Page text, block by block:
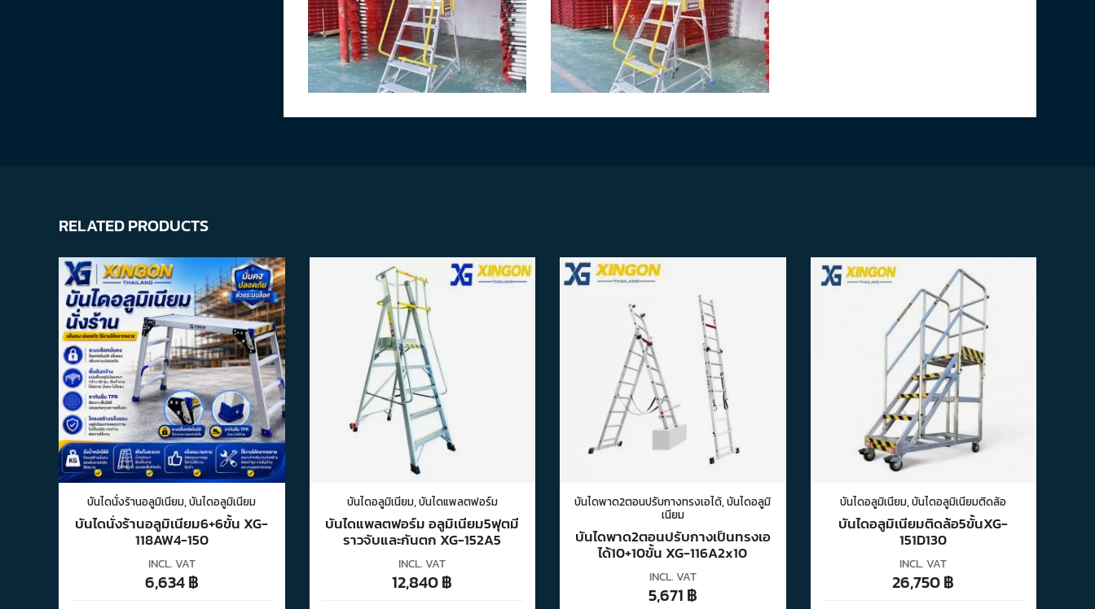
RELATED PRODUCTS
บันไดนั่งร้านอลูมิเนียม,บันไดอลูมิเนียม
บันไดนั่งร้านอลูมิเนียม6+6ขั้น XG-
118AW4-150
INCL. VAT
6,634฿
บันไดอลูมิเนียม,บันไดแพลตฟอร์ม
บันไดแพลตฟอร์ม อลูมิเนียม5ฟุตมี
ราวจับและกันตก XG-152A5
INCL. VAT
12,840฿
บันไดพาด2ตอนปรับกางทรงเอได้,บันไดอลูมิ
เนียม
บันไดพาด2ตอนปรับกางเป็นทรงเอ
ได้10+10ขั้น XG-116A2x10
INCL. VAT
5,671 ฿
บันไดอลูมิเนียม,บันไดอลูมิเนียมติดล้อ
บันไดอลูมิเนียมติดล้อ5ขั้นXG-
151D130
INCL. VAT
26,750฿